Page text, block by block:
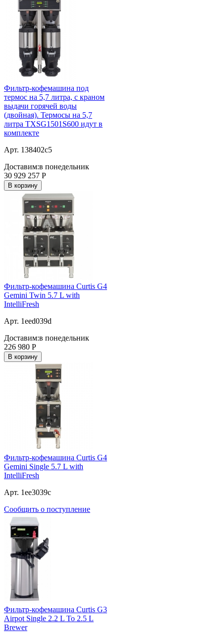
Фильтр-кофемашина под
термос на 5,7 литра, с краном
выдачи горячей воды
(двойная). Термосы на 5,7
литра TXSG1501S600 идут в
комплекте
Арт. 138402c5
Доставим:в понедельник
30 929 257 Р
В корзину
Фильтр-кофемашина Curtis G4
Gemini Twin 5.7 L with
IntelliFresh
Арт. 1eed039d
Доставим:в понедельник
226 980 Р
В корзину
Фильтр-кофемашина Curtis G4
Gemini Single 5.7 L with
IntelliFresh
Арт. 1ee3039c
Сообщить о поступление
Фильтр-кофемашина Curtis G3
Airpot Single 2.2 L To 2.5 L
Brewer